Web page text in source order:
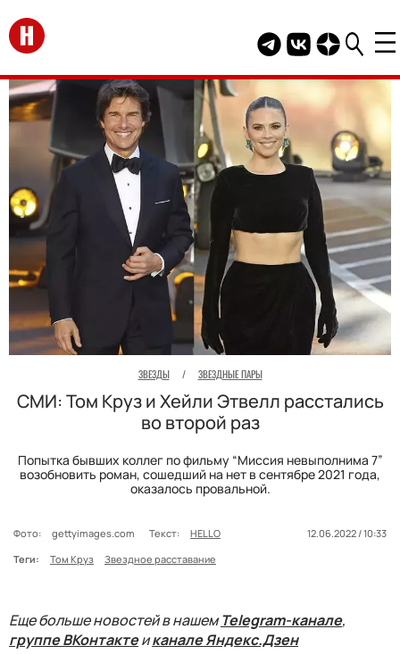
Перейти на главную
Telegram канал
Группа HELLO
Канал
ЗВЕЗДЫ / ЗВЕЗДНЫЕ ПАРЫ
СМИ: Том Круз и Хейли Этвелл расстались
во второй раз
Попытка бывших коллег по фильму “Миссия невыполнима 7”
возобновить роман, сошедший на нет в сентябре 2021 года,
оказалось провальной.
Фото: gettyimages.com Текст: HELLO
12.06.2022 / 10:33
Теги:
Том Круз Звездное расставание
Еще больше новостей в нашемTelegram-канале,
группе ВКонтактеиканале Яндекс.Дзен